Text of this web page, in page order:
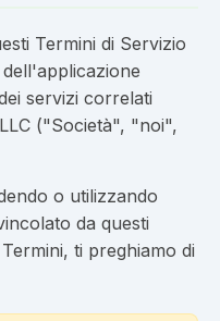
Termini di Servizio
servizi correlati
("Società", "noi",
o utilizzando
da questi
ti preghiamo di